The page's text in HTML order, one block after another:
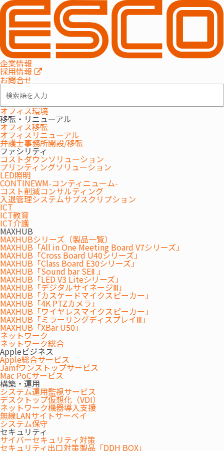
企業情報
採用情報
お問合せ
オフィス環境
移転・リニューアル
オフィス移転
オフィスリニューアル
弁護士事務所開設/移転
ファシリティ
コストダウンソリューション
プリンティングソリューション
LED照明
CONTINEWM-コンティニューム-
コスト削減コンサルティング
入退管理システムサブスクリプション
ICT
ICT教育
ICT介護
MAXHUB
MAXHUBシリーズ（製品一覧）
MAXHUB「All in One Meeting Board V7シリーズ」
MAXHUB「Cross Board U40シリーズ」
MAXHUB「Class Board E30シリーズ」
MAXHUB「Sound bar SEⅡ 」
MAXHUB「LED V3 Liteシリーズ」
MAXHUB「デジタルサイネージⅢ」
MAXHUB「カスケードマイクスピーカー」
MAXHUB「4K PTZカメラ」
MAXHUB「ワイヤレスマイクスピーカー」
MAXHUB「ミラーリングディスプレイⅢ」
MAXHUB「XBar U50」
ネットワーク
ネットワーク総合
Appleビジネス
Apple総合サービス
Jamfワンストップサービス
Mac PoCサービス
構築・運用
システム運用監視サービス
デスクトップ仮想化（VDI）
ネットワーク機器導入支援
無線LANサイトサーベイ
システム保守
セキュリティ
サイバーセキュリティ対策
セキュリティ出口対策製品「DDH BOX」
セミナー/イベント 2026.08.05
第195回オフィス移転セミナー
お知らせ 2026.07.31
夏季休業のお知らせ
Reliable Technology & Flexible Services
「働く場」「学ぶ場」へ確かな技術とフレキシブル
なサービスを
民間企業、学校、公共機関、福祉施設など、「働く場」「学ぶ